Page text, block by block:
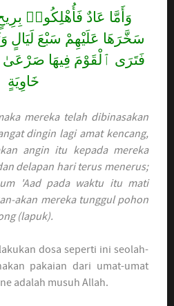
وَأَمَّا عَادٌ فَأُهْلِكُوا۟
سَخَّرَهَا عَلَيْهِمْ سَبْعَ لَيَالٍ
فَتَرَى ٱلْقَوْمَ فِيهَا صَرْعَىٰ
خَاوِيَةٍ
mereka telah dibinasakan
dingin lagi amat kencang,
angin itu kepada mereka
delapan hari terus menerus;
'Aad pada waktu itu mati
akan mereka tunggul pohon
(lapuk).
dosa seperti ini seolah-
pakaian dari umat-umat
adalah musuh Allah.